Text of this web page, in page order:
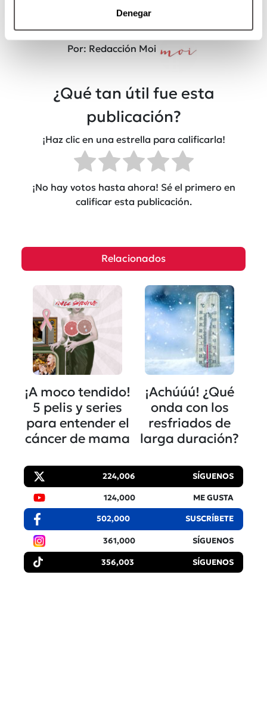
Denegar
Por: Redacción Moi
¿Qué tan útil fue esta
publicación?
¡Haz clic en una estrella para calificarla!
¡No hay votos hasta ahora! Sé el primero en
calificar esta publicación.
Relacionados
¡A moco tendido!
5 pelis y series
para entender el
cáncer de mama
¡Achúúú! ¿Qué
onda con los
resfriados de
larga duración?
224,006 SÍGUENOS
124,000 ME GUSTA
502,000 SUSCRÍBETE
361,000 SÍGUENOS
356,003 SÍGUENOS